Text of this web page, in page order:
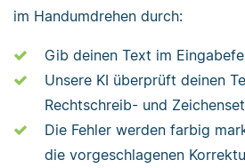
im Handumdrehen durch:
Gib deinen Text im
Unsere KI überprüft deinen
Rechtschreib- und
Die Fehler werden farbig
die vorgeschlagenen